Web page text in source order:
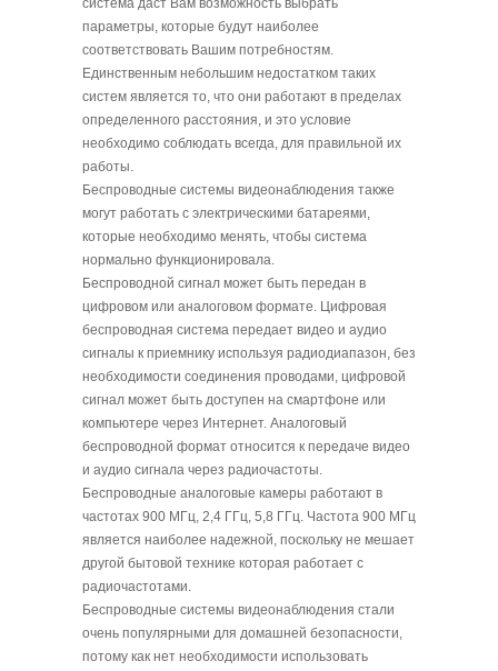
система даст Вам возможность выбрать
параметры, которые будут наиболее
соответствовать Вашим потребностям.
Единственным небольшим недостатком таких
систем является то, что они работают в пределах
определенного расстояния, и это условие
необходимо соблюдать всегда, для правильной их
работы.
Беспроводные системы видеонаблюдения также
могут работать с электрическими батареями,
которые необходимо менять, чтобы система
нормально функционировала.
Беспроводной сигнал может быть передан в
цифровом или аналоговом формате. Цифровая
беспроводная система передает видео и аудио
сигналы к приемнику используя радиодиапазон, без
необходимости соединения проводами, цифровой
сигнал может быть доступен на смартфоне или
компьютере через Интернет. Аналоговый
беспроводной формат относится к передаче видео
и аудио сигнала через радиочастоты.
Беспроводные аналоговые камеры работают в
частотах 900 МГц, 2,4 ГГц, 5,8 ГГц. Частота 900 МГц
является наиболее надежной, поскольку не мешает
другой бытовой технике которая работает с
радиочастотами.
Беспроводные системы видеонаблюдения стали
очень популярными для домашней безопасности,
потому как нет необходимости использовать